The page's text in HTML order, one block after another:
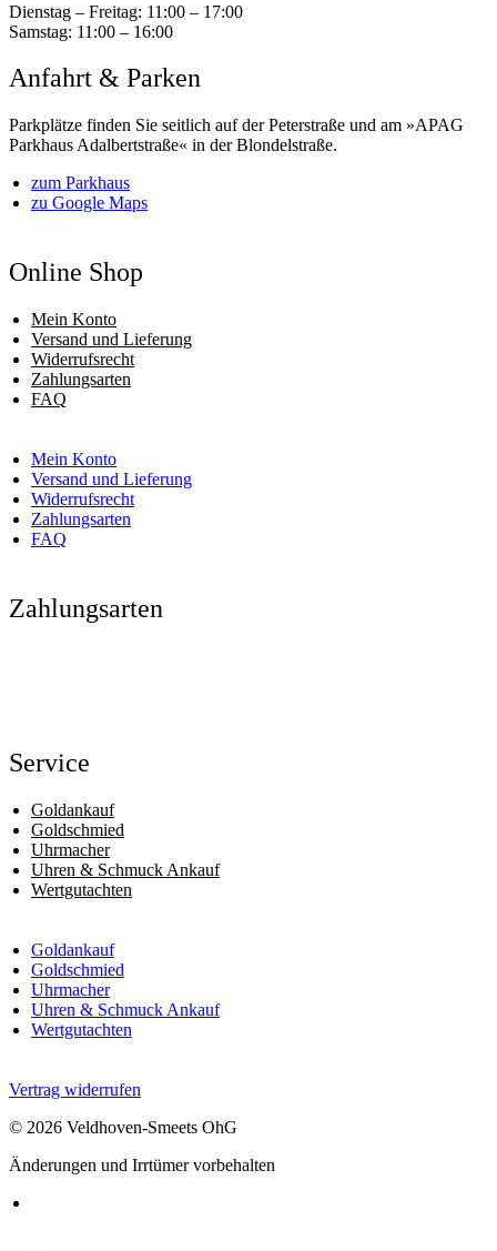
Dienstag – Freitag: 11:00 – 17:00
Samstag: 11:00 – 16:00
Anfahrt & Parken
Parkplätze finden Sie seitlich auf der Peterstraße und am »APAG
Parkhaus Adalbertstraße« in der Blondelstraße.
zum Parkhaus
zu Google Maps
Online Shop
Mein Konto
Versand und Lieferung
Widerrufsrecht
Zahlungsarten
FAQ
Mein Konto
Versand und Lieferung
Widerrufsrecht
Zahlungsarten
FAQ
Zahlungsarten
Service
Goldankauf
Goldschmied
Uhrmacher
Uhren & Schmuck Ankauf
Wertgutachten
Goldankauf
Goldschmied
Uhrmacher
Uhren & Schmuck Ankauf
Wertgutachten
Vertrag widerrufen
© 2026 Veldhoven-Smeets OhG
Änderungen und Irrtümer vorbehalten